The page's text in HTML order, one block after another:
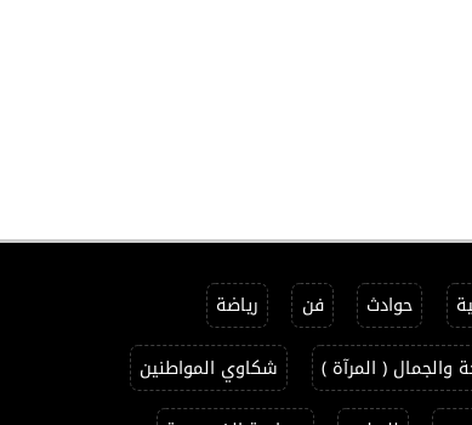
حوادث فن
رياضة
والجمال ( المرآة )
شكاوي المواطنين